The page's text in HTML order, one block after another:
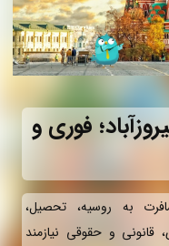
فوری و
به روسیه، تحصیل،
قانونی و حقوقی نیازمند